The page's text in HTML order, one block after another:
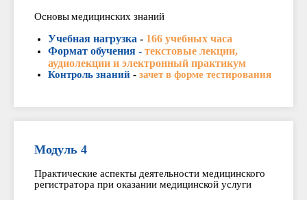
Основы медицинских знаний
Учебная нагрузка - 166 учебных часа
Формат обучения - текстовые лекции,
аудиолекции и электронный практикум
Контроль знаний - зачет в форме тестирования
Модуль 4
Практические аспекты деятельности медицинского
регистратора при оказании медицинской услуги